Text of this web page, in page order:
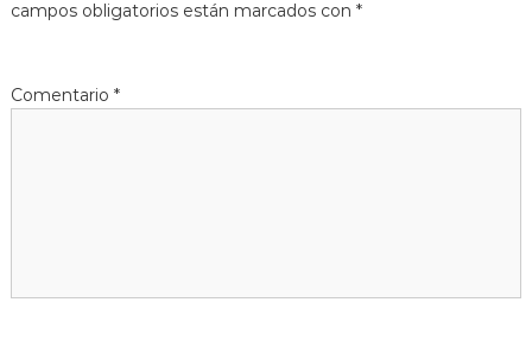
campos obligatorios están marcados con *
Comentario *